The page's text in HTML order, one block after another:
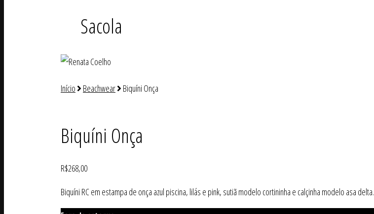
Sacola
Início Beachwear Biquíni Onça
Biquíni Onça
R$268,00
Biquíni RC em estampa de onça azul piscina, lilás e pink, sutiã modelo cortininha e calçinha modelo asa delta.